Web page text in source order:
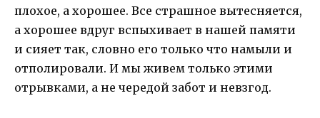
плохое, а хорошее. Все страшное вытесняется,
а хорошее вдруг вспыхивает в нашей памяти
и сияет так, словно его только что намыли и
отполировали. И мы живем только этими
отрывками, а не чередой забот и невзгод.